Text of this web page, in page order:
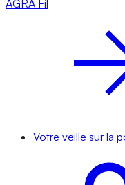
AGRA Fil
Votre veille sur la